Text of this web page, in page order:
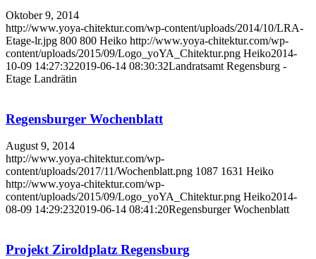
Oktober 9, 2014
http://www.yoya-chitektur.com/wp-content/uploads/2014/10/LRA-
Etage-lr.jpg 800 800 Heiko http://www.yoya-chitektur.com/wp-
content/uploads/2015/09/Logo_yoYA_Chitektur.png Heiko2014-
10-09 14:27:322019-06-14 08:30:32Landratsamt Regensburg -
Etage Landrätin
Regensburger Wochenblatt
August 9, 2014
http://www.yoya-chitektur.com/wp-
content/uploads/2017/11/Wochenblatt.png 1087 1631 Heiko
http://www.yoya-chitektur.com/wp-
content/uploads/2015/09/Logo_yoYA_Chitektur.png Heiko2014-
08-09 14:29:232019-06-14 08:41:20Regensburger Wochenblatt
Projekt Ziroldplatz Regensburg